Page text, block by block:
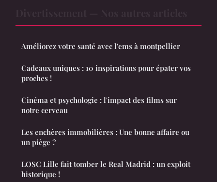
Améliorez votre santé avec l'ems à montpellier
Cadeaux uniques : 10 inspirations pour épater vos
proches !
Cinéma et psychologie : l'impact des films sur
notre cerveau
Les enchères immobilières : Une bonne affaire ou
un piège ?
LOSC Lille fait tomber le Real Madrid : un exploit
historique !